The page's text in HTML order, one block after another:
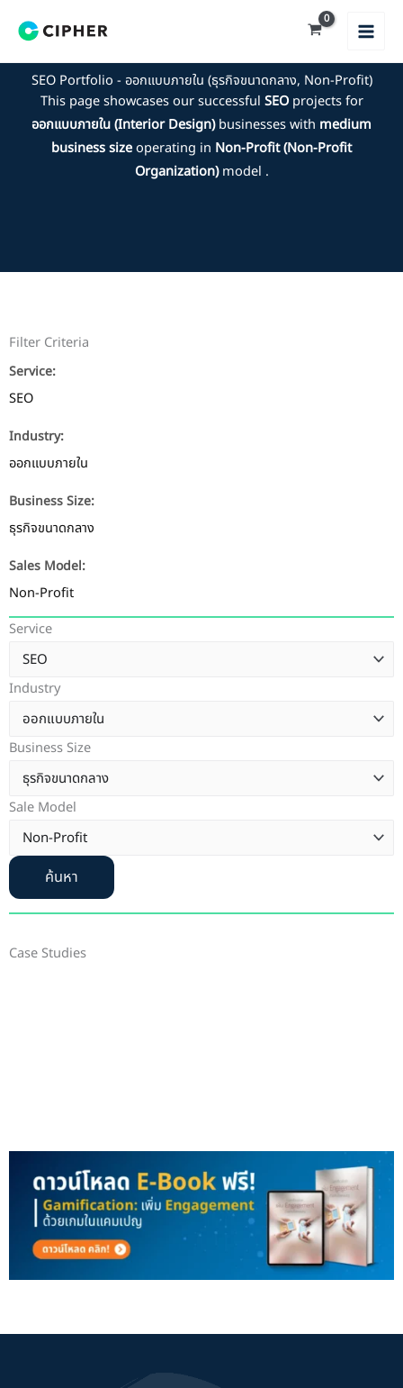
SEO Portfolio - ออกแบบภายใน (ธุรกิจขนาดกลาง, Non-Profit)
This page showcases our successful SEOprojects for
ออกแบบภายใน (Interior Design)businesses with medium
business sizeoperating in Non-Profit (Non-Profit
Organization)model .
Filter Criteria
Service:
SEO
Industry:
ออกแบบภายใน
Business Size:
ธุรกิจขนาดกลาง
Sales Model:
Non-Profit
Service
Industry
Business Size
Sale Model
ค้นหา
Case Studies